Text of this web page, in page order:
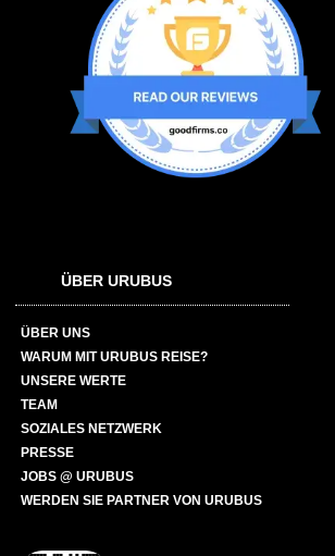
ÜBER URUBUS
ÜBER UNS
WARUM MIT URUBUS REISE?
UNSERE WERTE
TEAM
SOZIALES NETZWERK
PRESSE
JOBS @ URUBUS
WERDEN SIE PARTNER VON URUBUS